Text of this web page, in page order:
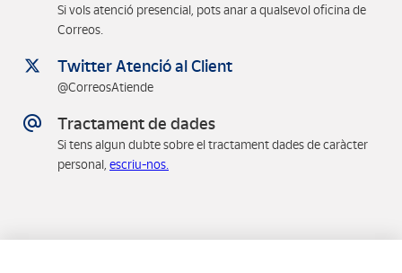
Si vols atenció presencial, pots anar a qualsevol oficina de
Correos.
Twitter Atenció al Client
@CorreosAtiende
Tractament de dades
Si tens algun dubte sobre el tractament dades de caràcter
personal, escriu-nos.